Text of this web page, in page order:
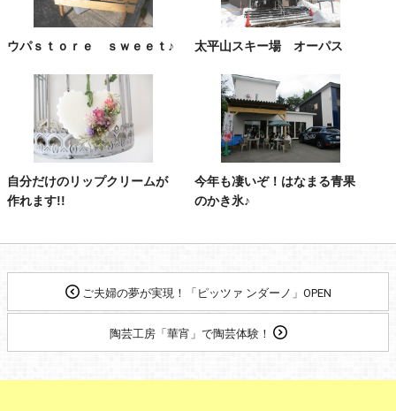
ウパｓｔｏｒｅ ｓｗｅｅｔ♪ 太平山スキー場 オーパス
自分だけのリップクリームが
作れます!!
今年も凄いぞ！はなまる青果
のかき氷♪
ご夫婦の夢が実現！「ピッツァ ンダーノ」OPEN
陶芸工房「華宵」で陶芸体験！